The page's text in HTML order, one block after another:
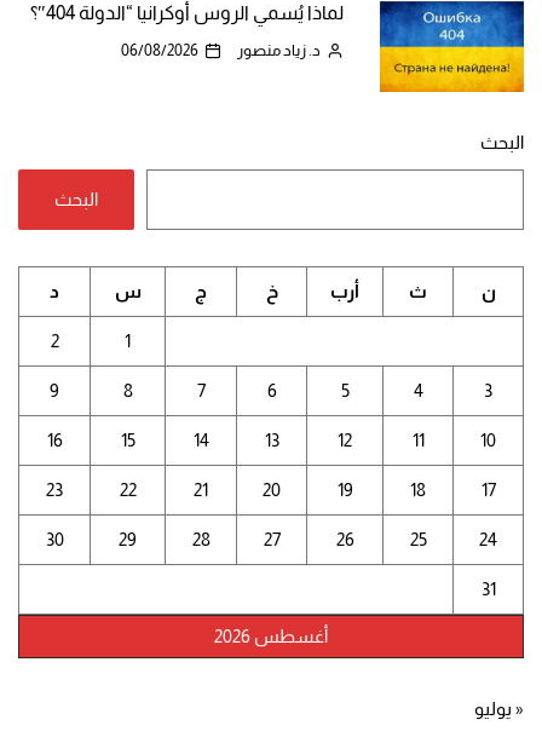
لماذا يُسمي الروس أوكرانيا “الدولة 404″؟
د. زياد منصور 06/08/2026
البحث
البحث
أغسطس 2026
ن ث أرب خ ج س د
1
2
3
4
5
6
7
8
9
10
11
12
13
14
15
16
17
18
19
20
21
22
23
24
25
26
27
28
29
30
31
« يوليو